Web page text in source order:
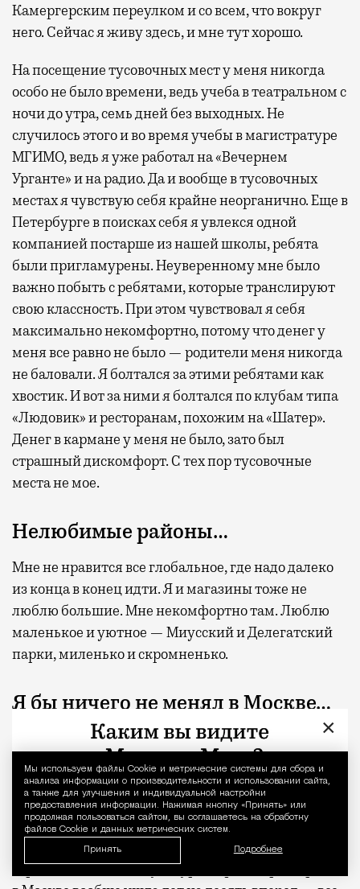
Уведомление
Мы используем файлы Сookie и метрические системы для сбора и
анализа информации о производительности и использовании сайта,
а также для улучшения и индивидуальной настройки
предоставления информации. Нажимая кнопку «Принять» или
продолжая пользоваться сайтом, вы соглашаетесь на обработку
файлов Cookie и данных метрических систем.
Принять Подробнее
Камергерским переулком и со всем, что вокруг
него. Сейчас я живу здесь, и мне тут хорошо.
На посещение тусовочных мест у меня никогда
особо не было времени, ведь учеба в театральном с
ночи до утра, семь дней без выходных. Не
случилось этого и во время учебы в магистратуре
МГИМО, ведь я уже работал на «Вечернем
Урганте» и на радио. Да и вообще в тусовочных
местах я чувствую себя крайне неорганично. Еще в
Петербурге в поисках себя я увлекся одной
компанией постарше из нашей школы, ребята
были пригламурены. Неуверенному мне было
важно побыть с ребятами, которые транслируют
свою классность. При этом чувствовал я себя
максимально некомфортно, потому что денег у
меня все равно не было — родители меня никогда
не баловали. Я болтался за этими ребятами как
хвостик. И вот за ними я болтался по клубам типа
«Людовик» и ресторанам, похожим на «Шатер».
Денег в кармане у меня не было, зато был
страшный дискомфорт. С тех пор тусовочные
места не мое.
Нелюбимые районы…
Мне не нравится все глобальное, где надо далеко
из конца в конец идти. Я и магазины тоже не
люблю большие. Мне некомфортно там. Люблю
маленькое и уютное — Миусский и Делегатский
парки, миленько и скромненько.
Я бы ничего не менял в Москве…
Она прекрасна. Я бы даже сказал, что тут слишком
комфортно жить. Всего хватает, надеюсь не
сглазить. Имел удовольствие проехаться по
разным крупным европейским городам и
посмотреть их театры. И я оценил, что в Москве,
оказывается, совсем иной уровень комфорта,
сервиса, чистоты. А культура кофеен и ресторанов
×